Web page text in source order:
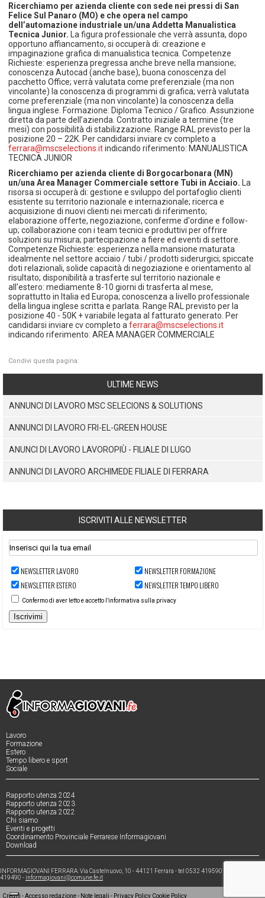
Ricerchiamo per azienda cliente con sede nei pressi di San
Felice Sul Panaro (MO) e che opera nel campo
dell’automazione industriale un/una Addetta Manualistica
Tecnica Junior. La figura professionale che verrà assunta, dopo
opportuno affiancamento, si occuperà di: creazione e
impaginazione grafica di manualistica tecnica. Competenze
Richieste: esperienza pregressa anche breve nella mansione;
conoscenza Autocad (anche base), buona conoscenza del
pacchetto Office; verrà valutata come preferenziale (ma non
vincolante) la conoscenza di programmi di grafica; verrà valutata
come preferenziale (ma non vincolante) la conoscenza della
lingua inglese. Formazione: Diploma Tecnico / Grafico. Assunzione
diretta da parte dell’azienda. Contratto iniziale a termine (tre
mesi) con possibilità di stabilizzazione. Range RAL previsto per la
posizione 20 – 22K. Per candidarsi inviare cv completo a
ferrara@mscselections.itindicando riferimento: MANUALISTICA
TECNICA JUNIOR
Ricerchiamo per azienda cliente di Borgocarbonara (MN)
un/una Area Manager Commerciale settore Tubi in Acciaio. La
risorsa si occuperà di: gestione e sviluppo del portafoglio clienti
esistente su territorio nazionale e internazionale; ricerca e
acquisizione di nuovi clienti nei mercati di riferimento;
elaborazione offerte, negoziazione, conferme d'ordine e follow-
up; collaborazione con i team tecnici e produttivi per offrire
soluzioni su misura; partecipazione a fiere ed eventi di settore.
Competenze Richieste: esperienza nella mansione maturata
idealmente nel settore acciaio / tubi / prodotti siderurgici; spiccate
doti relazionali, solide capacità di negoziazione e orientamento al
risultato; disponibilità a trasferte sul territorio nazionale e
all'estero: mediamente 8-10 giorni di trasferta al mese,
soprattutto in Italia ed Europa; conoscenza a livello professionale
della lingua inglese scritta e parlata. Range RAL previsto per la
posizione 40 - 50K + variabile legata al fatturato generato. Per
candidarsi inviare cv completo a ferrara@mscselections.it
indicando riferimento: AREA MANAGER COMMERCIALE
Condivi questa pagina:
ULTIME NEWS
ANNUNCI DI LAVORO MSC SELECIONS & SOLUTIONS
ANNUNCI DI LAVORO FRI-EL-GREEN HOUSE
ANUNCI DI LAVORO LAVOROPIÙ - FILIALE DI LUGO
ANNUNCI DI LAVORO ARCHIMEDE FILIALE DI FERRARA
ISCRIVITI ALLE NEWSLETTER
NEWSLETTER LAVORO
NEWSLETTER FORMAZIONE
NEWSLETTER ESTERO
NEWSLETTER TEMPO LIBERO
Confermo di aver letto e accetto l’informativa sulla privacy
Iscrivimi
Lavoro
Formazione
Estero
Tempo libero e sport
Sociale
Rapporto utenza 2024
Rapporto utenza 2023
Rapporto utenza 2022
Chi siamo
Eventi e progetti
Coordinamento Provinciale Ferrarese Informagiovani
Download
INFORMAGIOVANI FERRARA: Via Castelnuovo, 10 - 44121 Ferrara - tel 0532 419590 - fax 0532
419490 -informagiovani@comune.fe.it
Crediti -Accesso redazione- Note legali - Privacy Policy Cookie Policy